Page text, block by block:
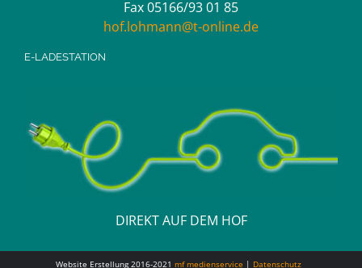
Fax 05166/93 01 85
hof.lohmann@t-online.de
E-LADESTATION
DIREKT AUF DEM HOF
Website Erstellung 2016-2021 mf medienservice | Datenschutz